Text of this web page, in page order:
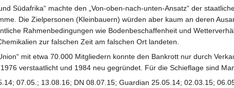
Südafrika“ machte den „Von-oben-nach-unten-Ansatz“ der
Die Zielpersonen (Kleinbauern) würden aber kaum an deren
Rahmenbedingungen wie Bodenbeschaffenheit und
zur falschen Zeit am falschen Ort landeten.
mit etwa 70.000 Mitgliedern konnte den Bankrott nur durch
verstaatlicht und 1984 neu gegründet. Für die Schieflage sind
07.05.; 13.08.16; DN 08.07.15; Guardian 25.05.14; 02.03.15;